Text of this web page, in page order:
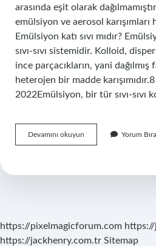
arasında eşit olarak
emülsiyon ve aerosol karışımları
Emülsiyon katı sıvı mıdır?
sıvı-sıvı sistemidir. Kolloid,
ince parçacıkların, yani dağılmış
heterojen bir madde
2022Emülsiyon, bir tür sıvı-sıvı
Devamını okuyun Emülsiyon
Ne
Yorum
https://pixelmagicforum.com
https://jackhenry.com.tr Sitemap